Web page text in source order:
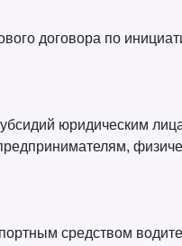
договора по
юридическим
средством